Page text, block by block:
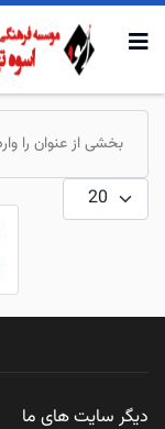
نمایش #
دیگر سایت های ما